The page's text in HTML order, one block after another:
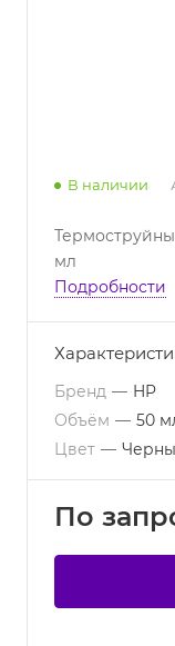
В наличии
мл
Подробности
Бренд — HP
Объём — 50
Цвет —
По запр